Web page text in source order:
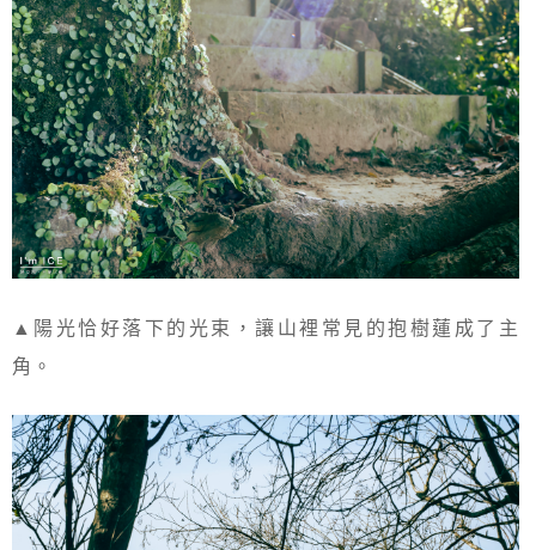
▲陽光恰好落下的光束，讓山裡常見的抱樹蓮成了主
角。